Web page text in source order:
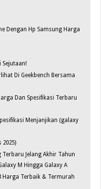
Dengan Hp Samsung Harga
Sejutaan!
Di Geekbench Bersama
Dan Spesifikasi Terbaru
Menjanjikan (galaxy
2025)
Jelang Akhir Tahun
M Hingga Galaxy A
Harga Terbaik & Termurah